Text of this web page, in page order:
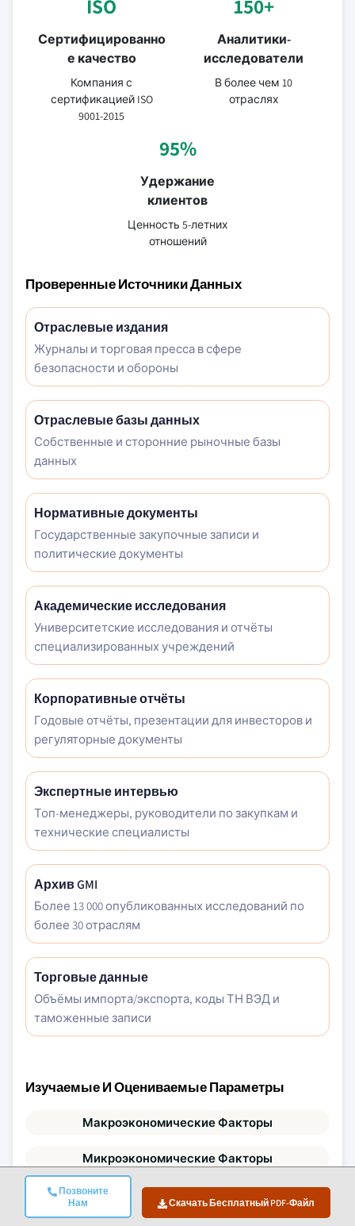
Позвоните
Нам
Скачать Бесплатный PDF-Файл
ISO
Сертифицированно
е качество
Компания с
сертификацией ISO
9001-2015
150+
Аналитики-
исследователи
В более чем 10
отраслях
95%
Удержание
клиентов
Ценность 5-летних
отношений
Проверенные Источники Данных
Отраслевые издания
Журналы и торговая пресса в сфере
безопасности и обороны
Отраслевые базы данных
Собственные и сторонние рыночные базы
данных
Нормативные документы
Государственные закупочные записи и
политические документы
Академические исследования
Университетские исследования и отчёты
специализированных учреждений
Корпоративные отчёты
Годовые отчёты, презентации для инвесторов и
регуляторные документы
Экспертные интервью
Топ-менеджеры, руководители по закупкам и
технические специалисты
Архив GMI
Более 13 000 опубликованных исследований по
более 30 отраслям
Торговые данные
Объёмы импорта/экспорта, коды ТН ВЭД и
таможенные записи
Изучаемые И Оцениваемые Параметры
Макроэкономические Факторы
Микроэкономические Факторы
Технологии И Инновации